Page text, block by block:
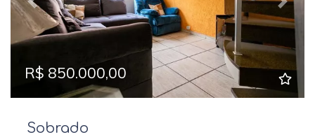
Previous Next
R$ 850.000,00
Sobrado